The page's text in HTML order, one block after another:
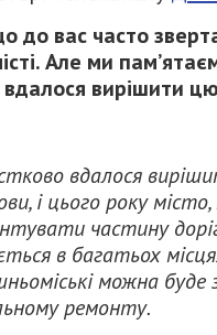
до вас часто
Але ми
вирішити
вдалося
і цього року
частину
в багатьох
можна буде
ремонту.